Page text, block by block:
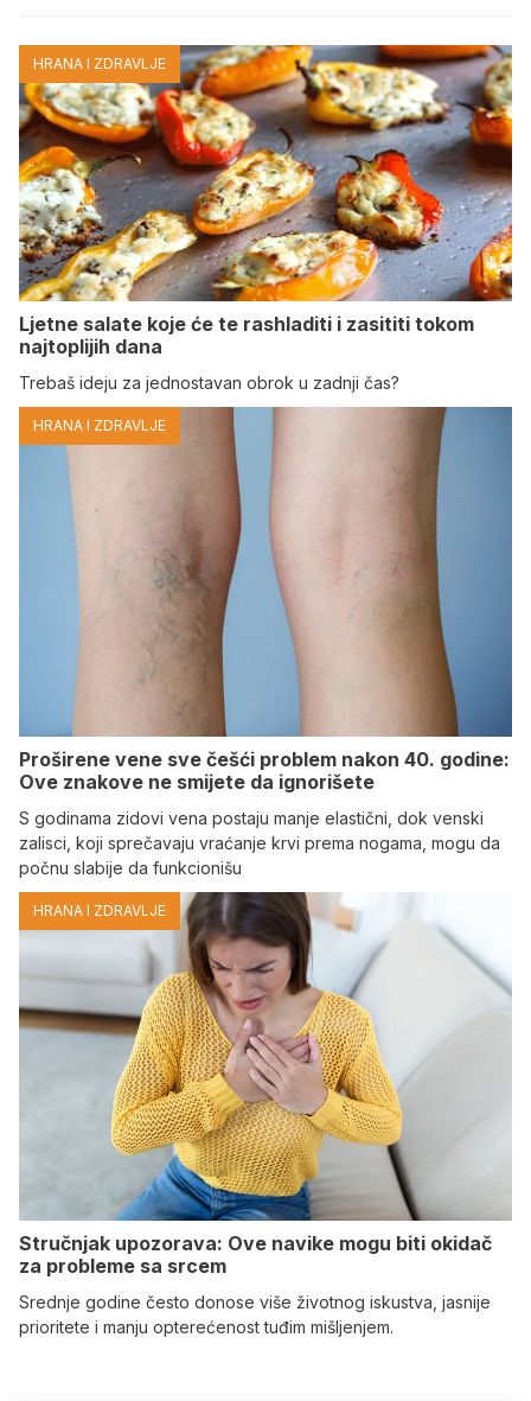
HRANA I ZDRAVLJE
Ljetne salate koje će te rashladiti i zasititi tokom
najtoplijih dana
Trebaš ideju za jednostavan obrok u zadnji čas?
HRANA I ZDRAVLJE
Proširene vene sve češći problem nakon 40. godine:
Ove znakove ne smijete da ignorišete
S godinama zidovi vena postaju manje elastični, dok venski
zalisci, koji sprečavaju vraćanje krvi prema nogama, mogu da
počnu slabije da funkcionišu
HRANA I ZDRAVLJE
Stručnjak upozorava: Ove navike mogu biti okidač
za probleme sa srcem
Srednje godine često donose više životnog iskustva, jasnije
prioritete i manju opterećenost tuđim mišljenjem.